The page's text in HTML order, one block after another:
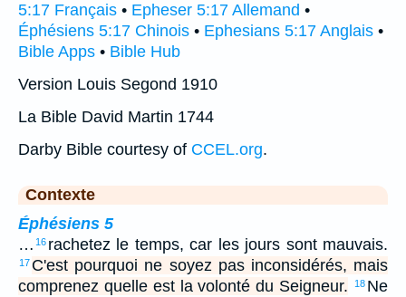
5:17 Français • Epheser 5:17 Allemand •
Éphésiens 5:17 Chinois • Ephesians 5:17 Anglais •
Bible Apps • Bible Hub
Version Louis Segond 1910
La Bible David Martin 1744
Darby Bible courtesy of CCEL.org.
Contexte
Éphésiens 5
… 16 rachetez le temps, car les jours sont mauvais.
17 C'est pourquoi ne soyez pas inconsidérés, mais
comprenez quelle est la volonté du Seigneur.
18 Ne